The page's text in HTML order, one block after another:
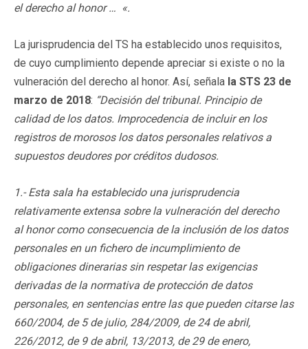
el derecho al honor … «.
La jurisprudencia del TS ha establecido unos requisitos,
de cuyo cumplimiento depende apreciar si existe o no la
vulneración del derecho al honor. Así, señala la STS 23 de
marzo de 2018: “Decisión del tribunal. Principio de
calidad de los datos. Improcedencia de incluir en los
registros de morosos los datos personales relativos a
supuestos deudores por créditos dudosos.
1.- Esta sala ha establecido una jurisprudencia
relativamente extensa sobre la vulneración del derecho
al honor como consecuencia de la inclusión de los datos
personales en un fichero de incumplimiento de
obligaciones dinerarias sin respetar las exigencias
derivadas de la normativa de protección de datos
personales, en sentencias entre las que pueden citarse las
660/2004, de 5 de julio, 284/2009, de 24 de abril,
226/2012, de 9 de abril, 13/2013, de 29 de enero,